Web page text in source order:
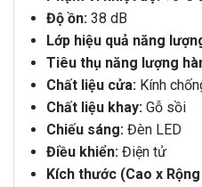
Độ ồn:38 dB
Lớp hiệu quả năng
Tiêu thụ năng lượng
Chất liệu cửa:Kính
Chất liệu khay:Gỗ sồi
Chiếu sáng:Đèn LED
Điều khiển:Điện tử
Kích thước (Cao x